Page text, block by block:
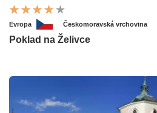
Evropa Českomoravská vrchovina
Poklad na Želivce